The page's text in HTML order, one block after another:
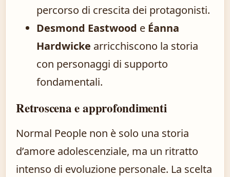
percorso di crescita dei protagonisti.
Desmond Eastwood e Éanna
Hardwicke arricchiscono la storia
con personaggi di supporto
fondamentali.
Retroscena e approfondimenti
Normal People non è solo una storia
d’amore adolescenziale, ma un ritratto
intenso di evoluzione personale. La scelta